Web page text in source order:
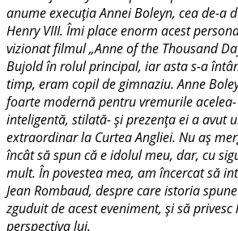
anume execuţia Annei Boleyn, cea de-a
Henry VIII. Îmi place enorm acest
vizionat filmul „Anne of the Thousand
Bujold în rolul principal, iar asta s-a
timp, eram copil de gimnaziu. Anne
foarte modernă pentru vremurile
inteligentă, stilată- şi prezenţa ei a avut
extraordinar la Curtea Angliei. Nu aş
încât să spun că e idolul meu, dar, cu
mult. În povestea mea, am încercat să
Jean Rombaud, despre care istoria
zguduit de acest eveniment, şi să
perspectiva lui.